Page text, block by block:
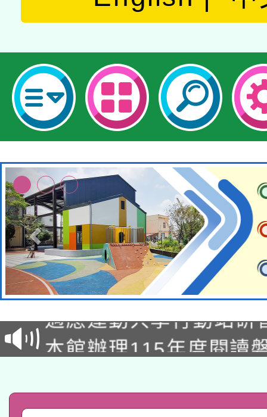
本校115學年度第2次
招)
本館辦理115年度閱讀
礎課程
A3數位素養講師名單